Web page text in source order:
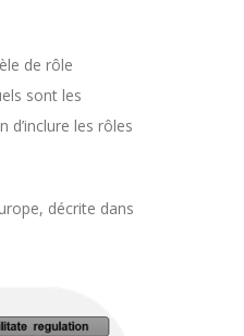
de rôle
sont les
les rôles
décrite dans